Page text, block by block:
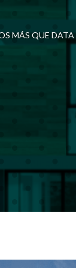
MÁS QUE DATA